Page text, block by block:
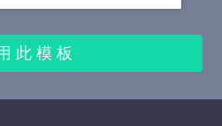
此 模 板